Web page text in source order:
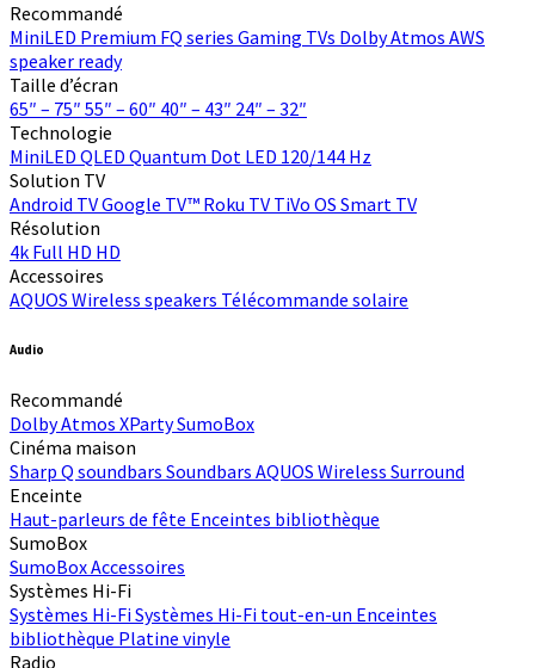
Recommandé
MiniLED Premium FQ series Gaming TVs Dolby Atmos AWS
speaker ready
Taille d’écran
65″ – 75″ 55″ – 60″ 40″ – 43″ 24″ – 32″
Technologie
MiniLED QLED Quantum Dot LED 120/144 Hz
Solution TV
Android TVGoogle TV™ Roku TV TiVo OS Smart TV
Résolution
4k Full HD HD
Accessoires
AQUOS Wireless speakers Télécommande solaire
Audio
Recommandé
Dolby Atmos XPartySumoBox
Cinéma maison
Sharp Q soundbars Soundbars AQUOS Wireless Surround
Enceinte
Haut-parleurs de fête Enceintes bibliothèque
SumoBox
SumoBoxAccessoires
Systèmes Hi-Fi
Systèmes Hi-FiSystèmes Hi-Fi tout-en-un Enceintes
bibliothèque Platine vinyle
Radio